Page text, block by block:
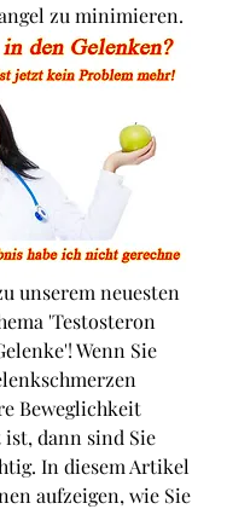
zu minimieren.
unserem neuesten
'Testosteron
Wenn Sie
Beweglichkeit
dann sind Sie
In diesem Artikel
aufzeigen, wie Sie